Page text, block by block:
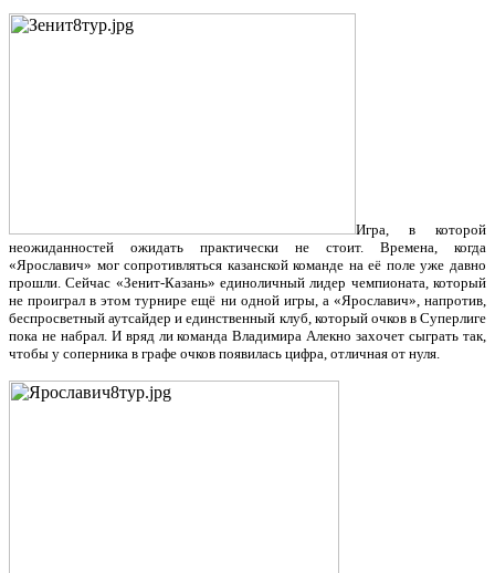
Игра, в которой
неожиданностей ожидать практически не стоит. Времена, когда
«Ярославич» мог сопротивляться казанской команде на её поле уже давно
прошли. Сейчас «Зенит-Казань» единоличный лидер чемпионата, который
не проиграл в этом турнире ещё ни одной игры, а «Ярославич», напротив,
беспросветный аутсайдер и единственный клуб, который очков в Суперлиге
пока не набрал. И вряд ли команда Владимира Алекно захочет сыграть так,
чтобы у соперника в графе очков появилась цифра, отличная от нуля.